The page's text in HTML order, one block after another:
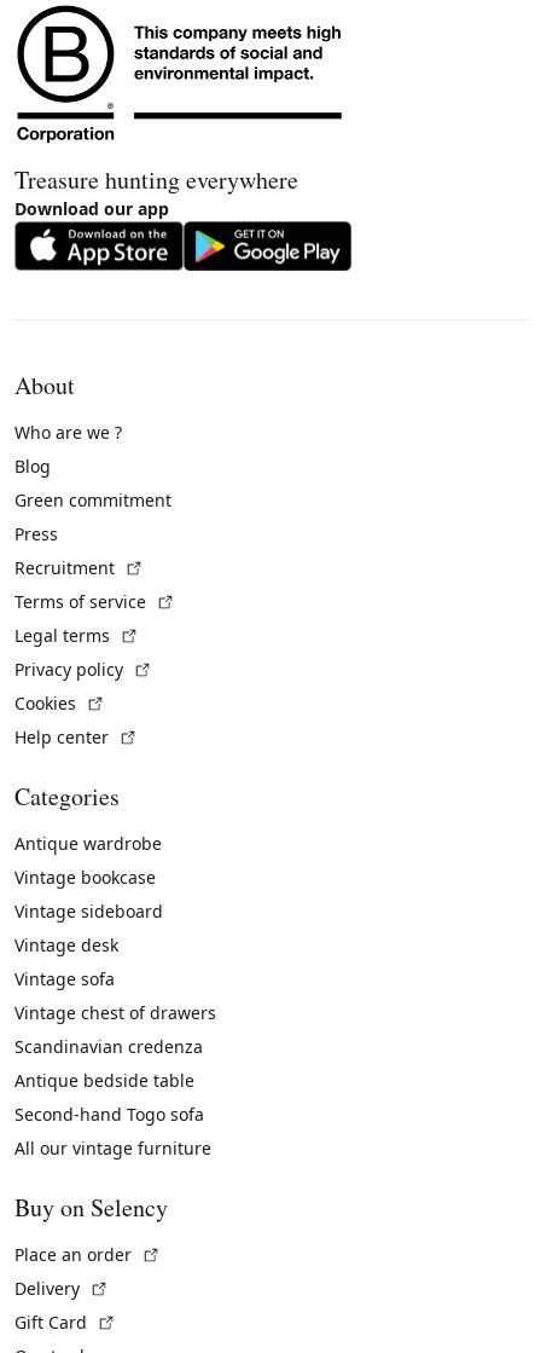
Treasure hunting everywhere
Download our app
About
Who are we ?
Blog
Green commitment
Press
Recruitment
Terms of service
Legal terms
Privacy policy
Cookies
Help center
Categories
Antique wardrobe
Vintage bookcase
Vintage sideboard
Vintage desk
Vintage sofa
Vintage chest of drawers
Scandinavian credenza
Antique bedside table
Second-hand Togo sofa
All our vintage furniture
Buy on Selency
Place an order
Delivery
Gift Card